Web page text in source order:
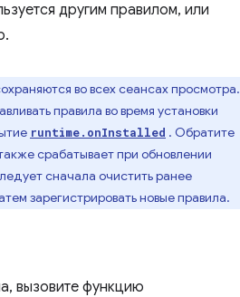
другим правилом, или
во всех сеансах просмотра.
правила во время установки
runtime.onInstalled . Обратите
срабатывает при обновлении
сначала очистить ранее
зарегистрировать новые правила.
вызовите функцию